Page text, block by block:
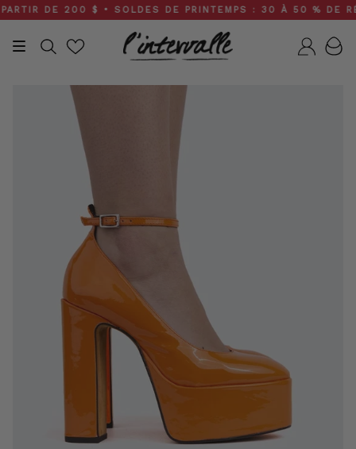
Skip
to
content
DE 200 $ • SOLDES DE PRINTEMPS : 30 À 50 % DE
Recherche